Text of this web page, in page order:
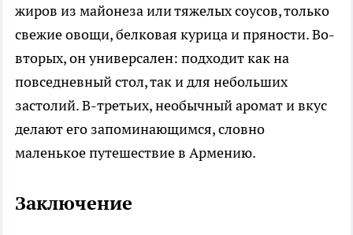
жиров из майонеза или тяжелых соусов, только
свежие овощи, белковая курица и пряности. Во-
вторых, он универсален: подходит как на
повседневный стол, так и для небольших
застолий. В-третьих, необычный аромат и вкус
делают его запоминающимся, словно
маленькое путешествие в Армению.
Заключение